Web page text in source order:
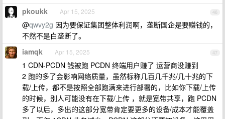
46
pkoukk Apr 15, 2025
@qwvy2g 因为要保证集团整体利润啊，垄断国企是要赚钱的，
不然不是白垄断了。
47
iamqk Apr 15, 2025
1 CDN-PCDN 钱被跑 PCDN 终端用户赚了 运营商没赚到
2 跑的多了会影响网络质量，虽然标称几百几千兆/几十兆的下
载/上传，都不是按照全部跑满来进行部署的，比如你下载/上传
的时候，别人可能没有在下载/上传 ，就是宽带共享，跑 PCDN
多了以后，多出的这部分宽带肯定要更多的设备/成本才能覆盖